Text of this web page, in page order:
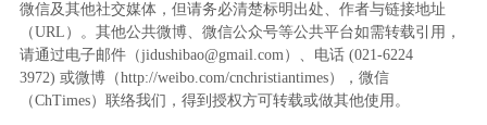
微信及其他社交媒体，但请务必清楚标明出处、作者与链接地址
（URL）。其他公共微博、微信公众号等公共平台如需转载引用，
请通过电子邮件（jidushibao@gmail.com）、电话 (021-6224
3972) ‬或微博（http://weibo.com/cnchristiantimes），微信
（ChTimes）联络我们，得到授权方可转载或做其他使用。